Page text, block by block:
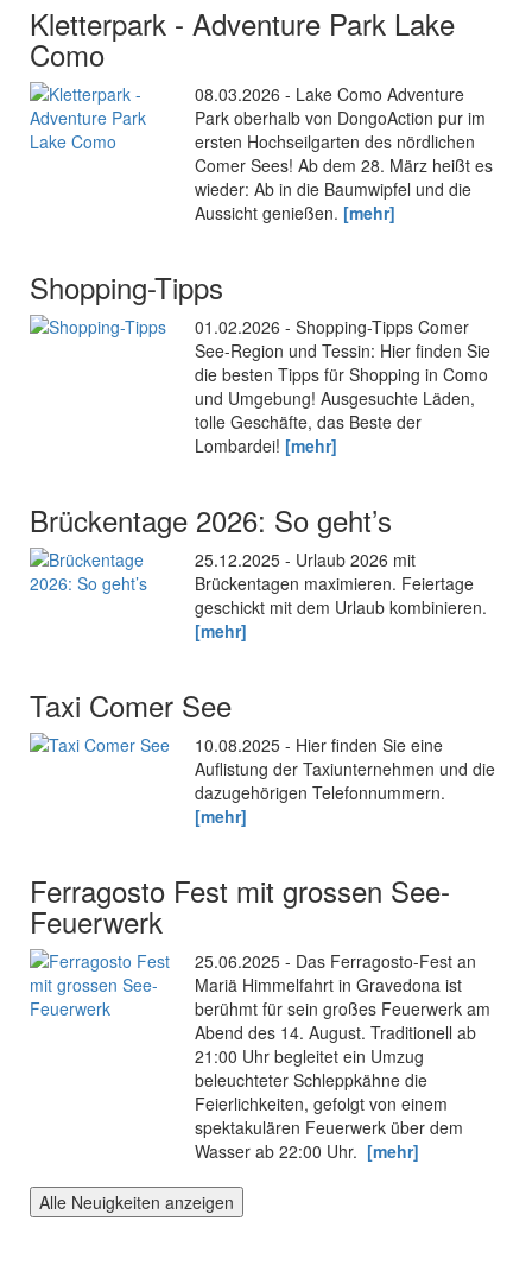
Kletterpark - Adventure Park Lake
Como
08.03.2026 - Lake Como Adventure
Park oberhalb von DongoAction pur im
ersten Hochseilgarten des nördlichen
Comer Sees! Ab dem 28. März heißt es
wieder: Ab in die Baumwipfel und die
Aussicht genießen. [mehr]
Shopping-Tipps
01.02.2026 - Shopping-Tipps Comer
See-Region und Tessin: Hier finden Sie
die besten Tipps für Shopping in Como
und Umgebung! Ausgesuchte Läden,
tolle Geschäfte, das Beste der
Lombardei! [mehr]
Brückentage 2026: So geht’s
25.12.2025 - Urlaub 2026 mit
Brückentagen maximieren. Feiertage
geschickt mit dem Urlaub kombinieren.
[mehr]
Taxi Comer See
10.08.2025 - Hier finden Sie eine
Auflistung der Taxiunternehmen und die
dazugehörigen Telefonnummern.
[mehr]
Ferragosto Fest mit grossen See-
Feuerwerk
25.06.2025 - Das Ferragosto-Fest an
Mariä Himmelfahrt in Gravedona ist
berühmt für sein großes Feuerwerk am
Abend des 14. August. Traditionell ab
21:00 Uhr begleitet ein Umzug
beleuchteter Schleppkähne die
Feierlichkeiten, gefolgt von einem
spektakulären Feuerwerk über dem
Wasser ab 22:00 Uhr. [mehr]
Alle Neuigkeiten anzeigen